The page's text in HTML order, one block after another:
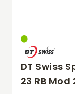
DT Swiss
23 RB Mod